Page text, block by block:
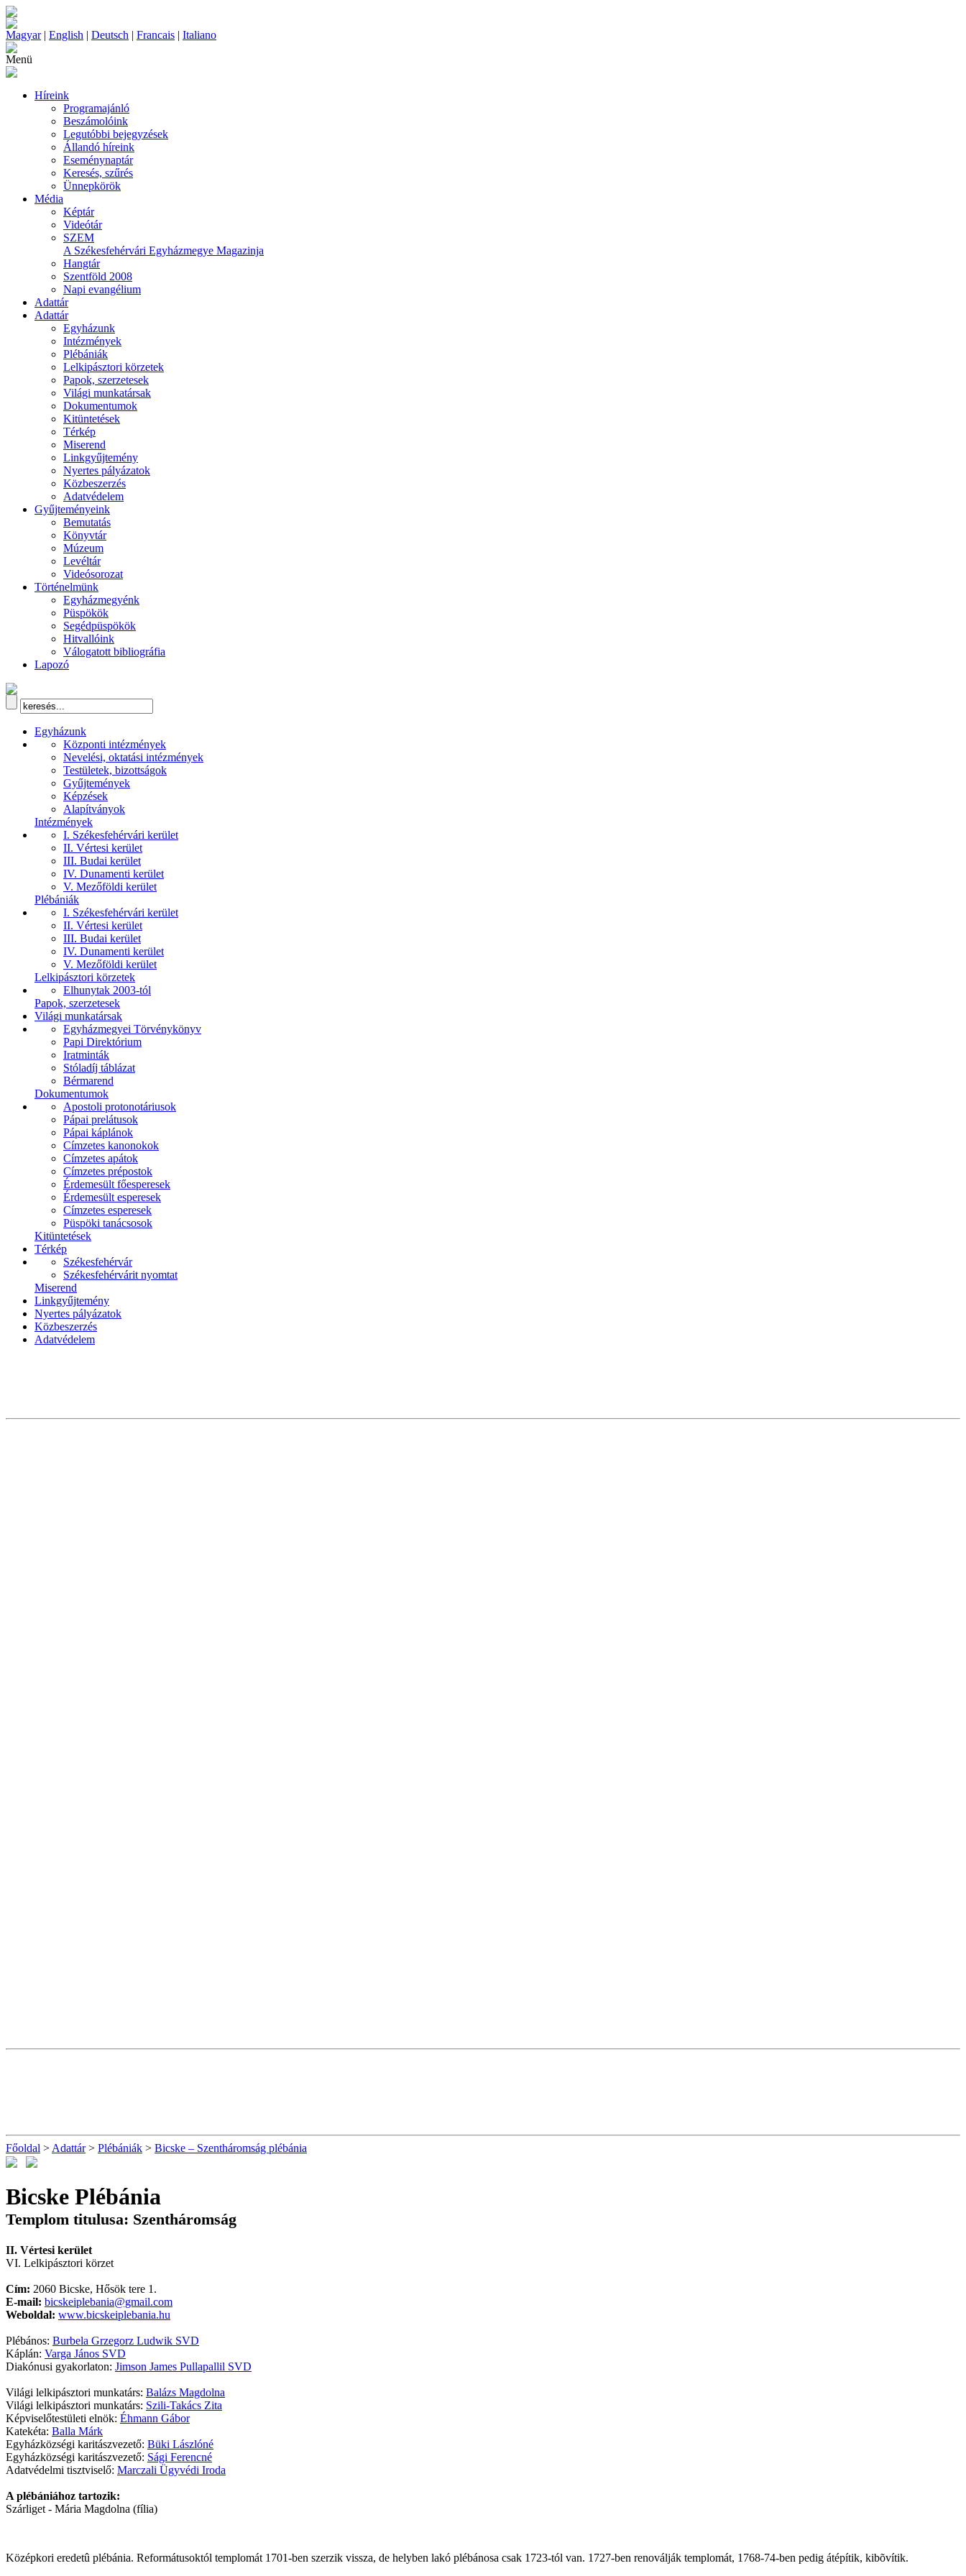
Magyar| English | Deutsch | Francais | Italiano
Menü
Híreink
Programajánló
Beszámolóink
Legutóbbi bejegyzések
Állandó híreink
Eseménynaptár
Keresés, szűrés
Ünnepkörök
Média
Képtár
Videótár
SZEM
A Székesfehérvári Egyházmegye Magazinja
Hangtár
Szentföld 2008
Napi evangélium
Adattár
Adattár
Egyházunk
Intézmények
Plébániák
Lelkipásztori körzetek
Papok, szerzetesek
Világi munkatársak
Dokumentumok
Kitüntetések
Térkép
Miserend
Linkgyűjtemény
Nyertes pályázatok
Közbeszerzés
Adatvédelem
Gyűjteményeink
Bemutatás
Könyvtár
Múzeum
Levéltár
Videósorozat
Történelmünk
Egyházmegyénk
Püspökök
Segédpüspökök
Hitvallóink
Válogatott bibliográfia
Lapozó
Egyházunk
Központi intézmények
Nevelési, oktatási intézmények
Testületek, bizottságok
Gyűjtemények
Képzések
Alapítványok
Intézmények
I. Székesfehérvári kerület
II. Vértesi kerület
III. Budai kerület
IV. Dunamenti kerület
V. Mezőföldi kerület
Plébániák
I. Székesfehérvári kerület
II. Vértesi kerület
III. Budai kerület
IV. Dunamenti kerület
V. Mezőföldi kerület
Lelkipásztori körzetek
Elhunytak 2003-tól
Papok, szerzetesek
Világi munkatársak
Egyházmegyei Törvénykönyv
Papi Direktórium
Iratminták
Stóladíj táblázat
Bérmarend
Dokumentumok
Apostoli protonotáriusok
Pápai prelátusok
Pápai káplánok
Címzetes kanonokok
Címzetes apátok
Címzetes prépostok
Érdemesült főesperesek
Érdemesült esperesek
Címzetes esperesek
Püspöki tanácsosok
Kitüntetések
Térkép
Székesfehérvár
Székesfehérvárit nyomtat
Miserend
Linkgyűjtemény
Nyertes pályázatok
Közbeszerzés
Adatvédelem
Főoldal > Adattár> Plébániák > Bicske – Szentháromság plébánia
Bicske Plébánia
Templom titulusa: Szentháromság
II. Vértesi kerület
VI. Lelkipásztori körzet
Cím: 2060 Bicske, Hősök tere 1.
E-mail: bicskeiplebania@gmail.com
Weboldal: www.bicskeiplebania.hu
Plébános: Burbela Grzegorz Ludwik SVD
Káplán: Varga János SVD
Diakónusi gyakorlaton: Jimson James Pullapallil SVD
Világi lelkipásztori munkatárs: Balázs Magdolna
Világi lelkipásztori munkatárs: Szili-Takács Zita
Képviselőtestületi elnök: Éhmann Gábor
Katekéta: Balla Márk
Egyházközségi karitászvezető: Büki Lászlóné
Egyházközségi karitászvezető: Sági Ferencné
Adatvédelmi tisztviselő: Marczali Ügyvédi Iroda
A plébániához tartozik:
Szárliget - Mária Magdolna (fília)
Középkori eredetû plébánia. Reformátusoktól templomát 1701-ben szerzik vissza, de helyben lakó plébánosa csak 1723-tól van. 1727-ben renoválják templomát, 1768-74-ben pedig átépítik, kibõvítik.